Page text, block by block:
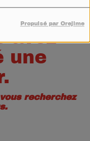
Propulsé par Orejime
avez
une
recherchez